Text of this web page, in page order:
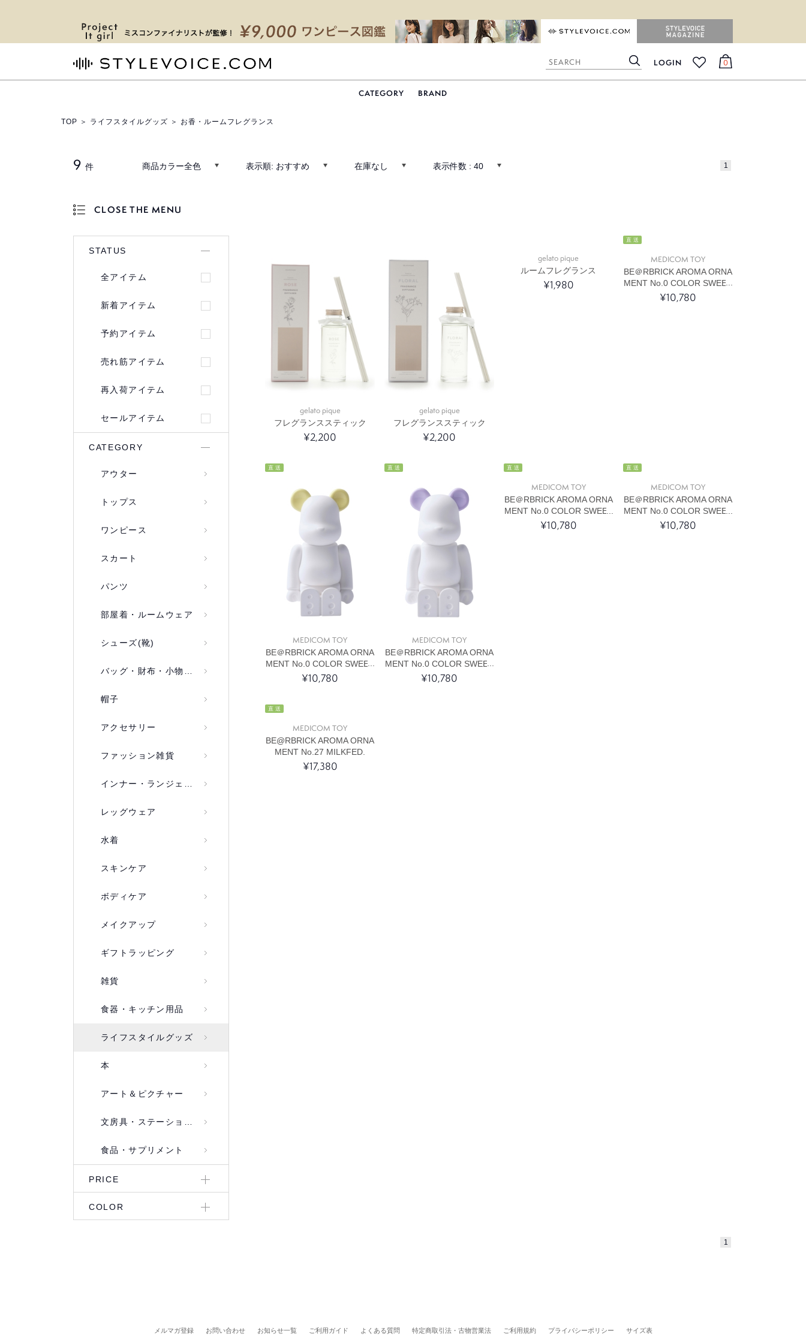
検
索
LOGIN
0
CATEGORY BRAND
TOP ＞ ライフスタイルグッズ ＞ お香・ルームフレグランス
9 件 商品カラー全色 表示順: おすすめ 在庫なし 表示件数 :40 1
CLOSE THE MENU
STATUS
全アイテム
新着アイテム
予約アイテム
売れ筋アイテム
再入荷アイテム
セールアイテム
CATEGORY
アウター
トップス
ワンピース
スカート
パンツ
部屋着・ルームウェア
シューズ(靴)
バッグ・財布・小物入れ
帽子
アクセサリー
ファッション雑貨
インナー・ランジェリー
レッグウェア
水着
スキンケア
ボディケア
メイクアップ
ギフトラッピング
雑貨
食器・キッチン用品
ライフスタイルグッズ
本
アート＆ピクチャー
文房具・ステーショナリー
食品・サプリメント
PRICE
COLOR
gelato pique
フレグランススティック
¥2,200
gelato pique
フレグランススティック
¥2,200
gelato pique
ルームフレグランス
¥1,980
直 送
MEDICOM TOY
BE＠RBRICK AROMA ORNA
MENT No.0 COLOR SWEET
¥10,780
直 送
MEDICOM TOY
BE＠RBRICK AROMA ORNA
MENT No.0 COLOR SWEET
¥10,780
直 送
MEDICOM TOY
BE＠RBRICK AROMA ORNA
MENT No.0 COLOR SWEET
¥10,780
直 送
MEDICOM TOY
BE＠RBRICK AROMA ORNA
MENT No.0 COLOR SWEET
¥10,780
直 送
MEDICOM TOY
BE＠RBRICK AROMA ORNA
MENT No.0 COLOR SWEET
¥10,780
直 送
MEDICOM TOY
BE@RBRICK AROMA ORNA
MENT No.27 MILKFED.
¥17,380
1
メルマガ登録 お問い合わせ お知らせ一覧 ご利用ガイド よくある質問 特定商取引法・古物営業法 ご利用規約 プライバシーポリシー サイズ表